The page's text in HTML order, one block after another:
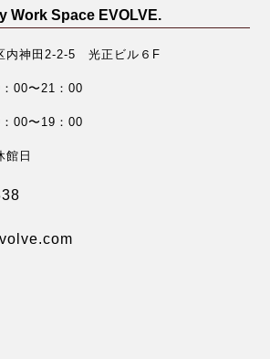
Work Space EVOLVE.
内神田2-2-5 光正ビル６F
〜21：00
〜19：00
日